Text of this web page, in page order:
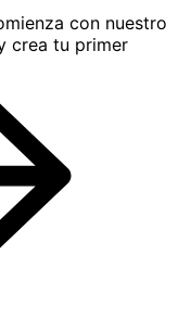
con nuestro
crea tu primer